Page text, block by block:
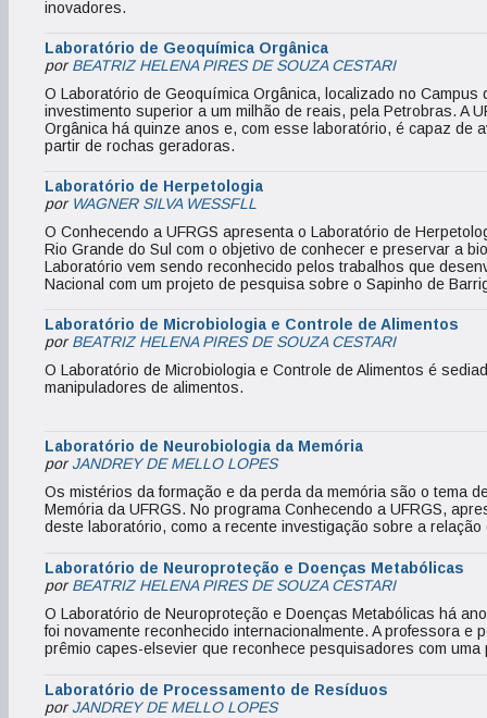
inovadores.
Laboratório de Geoquímica Orgânica
porBEATRIZ HELENA PIRES DE SOUZA CESTARI
O Laboratório de Geoquímica Orgânica, localizado no Campus
investimento superior a um milhão de reais, pela Petrobras. A
Orgânica há quinze anos e, com esse laboratório, é capaz de
partir de rochas geradoras.
Laboratório de Herpetologia
por WAGNER SILVA WESSFLL
O Conhecendo a UFRGS apresenta o Laboratório de
Rio Grande do Sul com o objetivo de conhecer e preservar a
Laboratório vem sendo reconhecido pelos trabalhos que
Nacional com um projeto de pesquisa sobre o Sapinho de
Laboratório de Microbiologia e Controle de Alimentos
porBEATRIZ HELENA PIRES DE SOUZA CESTARI
O Laboratório de Microbiologia e Controle de Alimentos é
manipuladores de alimentos.
Laboratório de Neurobiologia da Memória
porJANDREY DE MELLO LOPES
Os mistérios da formação e da perda da memória são o tema
Memória da UFRGS. No programa Conhecendo a UFRGS,
deste laboratório, como a recente investigação sobre a
Laboratório de Neuroproteção e Doenças Metabólicas
porBEATRIZ HELENA PIRES DE SOUZA CESTARI
O Laboratório de Neuroproteção e Doenças Metabólicas há
foi novamente reconhecido internacionalmente. A professora e
prêmio capes-elsevier que reconhece pesquisadores com
Laboratório de Processamento de Resíduos
porJANDREY DE MELLO LOPES